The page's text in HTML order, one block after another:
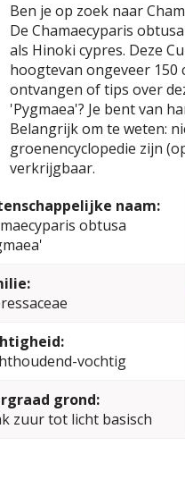
Ben je op zoek naar
De Chamaecyparis
als Hinoki cypres. Deze
hoogtevan ongeveer 150
ontvangen of tips over
'Pygmaea'? Je bent van
Belangrijk om te weten:
groenencyclopedie zijn
verkrijgbaar.
naam:
obtusa
vochtig
grond:
zuur tot licht basisch